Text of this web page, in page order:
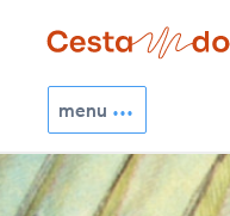
Přejít k hlavnímu obsahu
menu
Hledat